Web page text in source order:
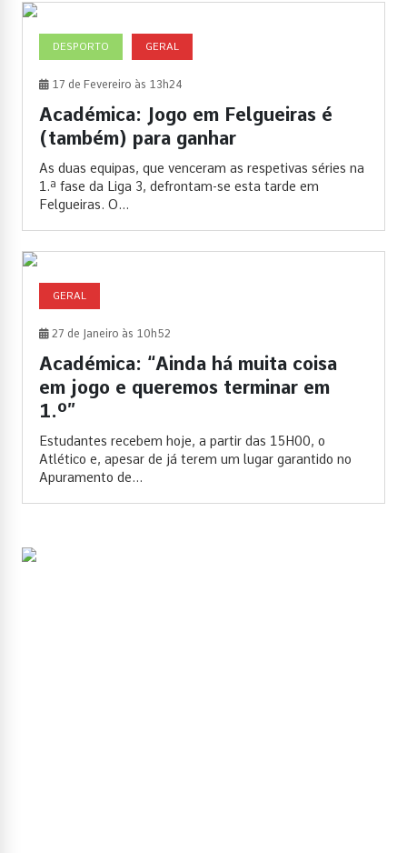
DESPORTO GERAL
17 de Fevereiro às 13h24
Académica: Jogo em Felgueiras é
(também) para ganhar
As duas equipas, que venceram as respetivas séries na
1.ª fase da Liga 3, defrontam-se esta tarde em
Felgueiras. O...
GERAL
27 de Janeiro às 10h52
Académica: “Ainda há muita coisa
em jogo e queremos terminar em
1.º”
Estudantes recebem hoje, a partir das 15H00, o
Atlético e, apesar de já terem um lugar garantido no
Apuramento de...